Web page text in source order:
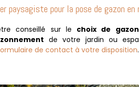
paysagiste pour la pose de gazon en
conseillé sur le choix de
de votre jardin ou
de contact à votre disposition.